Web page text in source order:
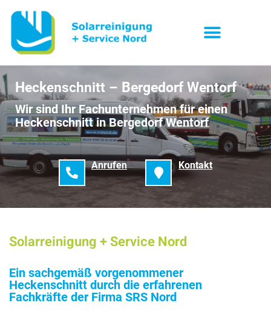
Heckenschnitt – Bergedorf Wentorf
Wir sind Ihr Fachunternehmen für einen
Heckenschnitt in Bergedorf Wentorf
Anrufen Kontakt
Solarreinigung + Service Nord
Ein sachgemäß vorgenommener
Heckenschnitt durch die erfahrenen
Fachkräfte der Firma SRS Nord